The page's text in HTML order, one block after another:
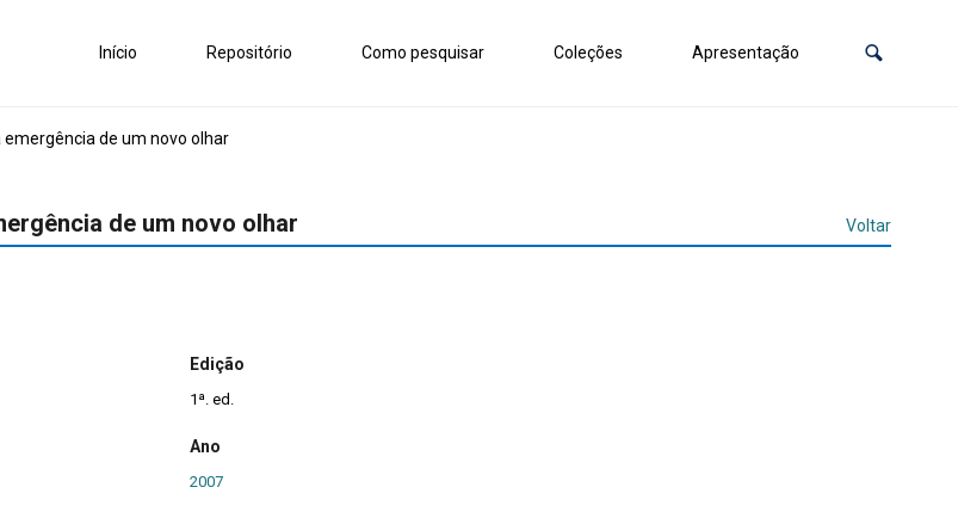
Início Repositório Como pesquisar Coleções Apresentação
emergência de um novo olhar
de um novo olhar Voltar
Edição
1ª. ed.
Ano
2007